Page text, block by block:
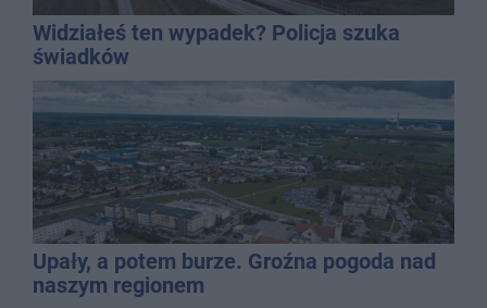
Widziałeś ten wypadek? Policja szuka
świadków
Upały, a potem burze. Groźna pogoda nad
naszym regionem